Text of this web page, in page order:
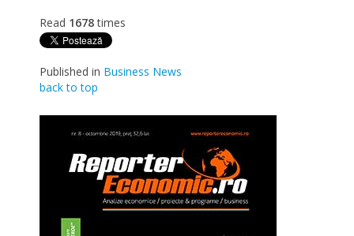
Read 1678times
Published in Business News
back to top